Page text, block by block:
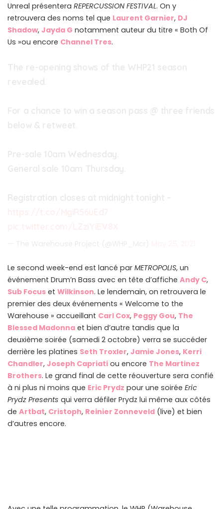
Unreal présentera REPERCUSSION FESTIVAL. On y
retrouvera des noms tel que Laurent Garnier, DJ
Shadow, Jayda G notamment auteur du titre « Both Of
Us »ou encore Channel Tres.
Le second week-end est lancé par METROPOLIS, un
événement Drum’n Bass avec en tête d’affiche Andy C,
Sub Focus et Wilkinson. Le lendemain, on retrouvera le
premier des deux événements « Welcome to the
Warehouse » accueillant Carl Cox, Peggy Gou, The
Blessed Madonna et bien d’autre tandis que la
deuxième soirée (samedi 2 octobre) verra se succéder
derrière les platines Seth Troxler, Jamie Jones, Kerri
Chandler, Joseph Capriati ou encore The Martinez
Brothers. Le grand final de cette réouverture sera confié
à ni plus ni moins que Eric Prydz pour une soirée Eric
Prydz Presents qui verra défiler Prydz lui même aux côtés
de Artbat, Cristoph, Reinier Zonneveld (live) et bien
d’autres encore.